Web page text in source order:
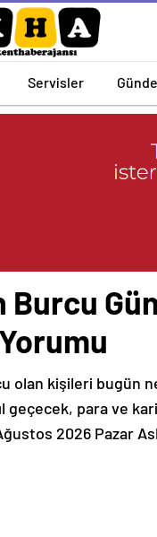
Servisler
Burcu
olan kişileri bugün
geçecek, para ve
2026 Pazar